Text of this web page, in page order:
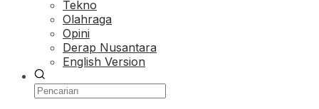
Tekno
Olahraga
Opini
Derap Nusantara
English Version